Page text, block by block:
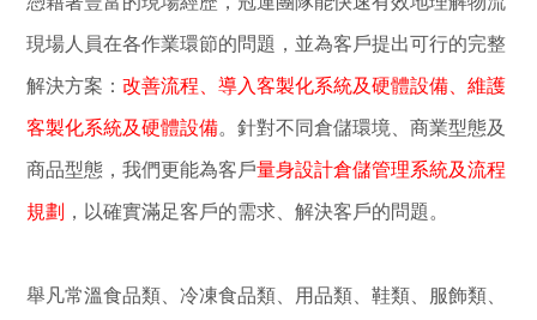
現場人員在各作業環節的問題，並為客戶提出可行的完整
解決方案：改善流程、導入客製化系統及硬體設備、維護
客製化系統及硬體設備。針對不同倉儲環境、商業型態及
商品型態，我們更能為客戶量身設計倉儲管理系統及流程
規劃 ，以確實滿足客戶的需求、解決客戶的問題。
舉凡常溫食品類、冷凍食品類、用品類、鞋類、服飾類、